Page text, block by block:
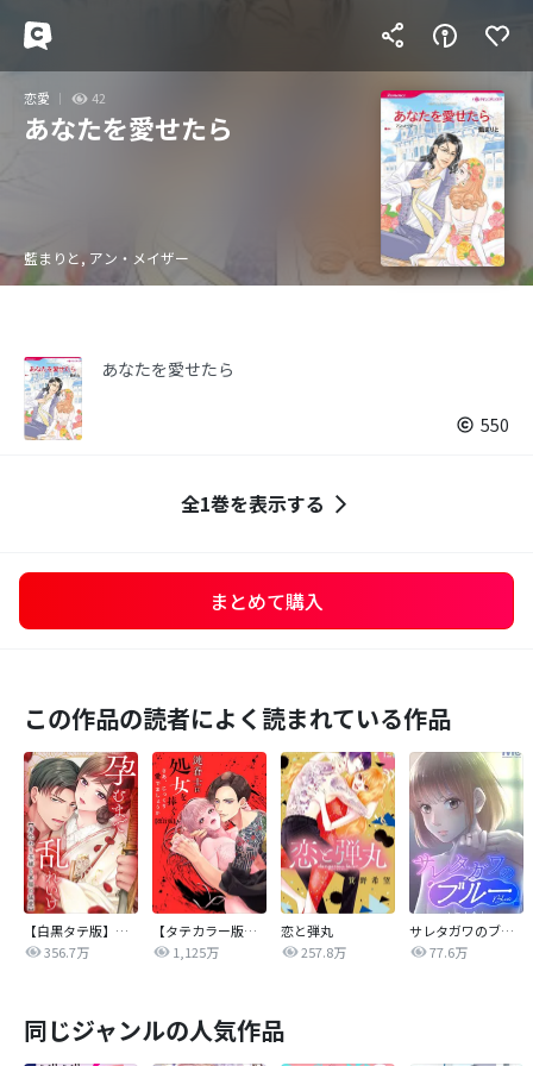
恋愛 42
あなたを愛せたら
藍まりと, アン・メイザー
あなたを愛せたら
550
全1巻を表示する
まとめて購入
この作品の読者によく読まれている作品
【白黒タテ版】孕むまで乱れいけ～身代わり花嫁と軍服の猛愛
356.7万
【タテカラー版】漣蒼士に処女を捧ぐ～さあ、じっくり愛でましょうか
1,125万
恋と弾丸
257.8万
サレタガワのブルー【タテヨミ】
77.6万
同じジャンルの人気作品